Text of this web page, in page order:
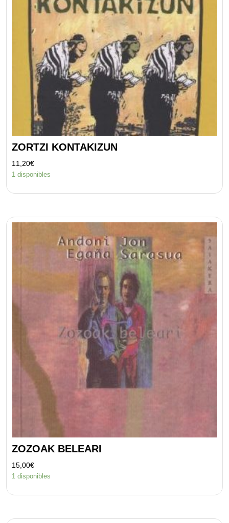
ZORTZI KONTAKIZUN
11,20€
1 disponibles
ZOZOAK BELEARI
15,00€
1 disponibles